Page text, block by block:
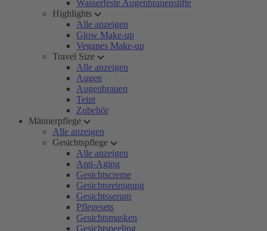
Wasserfeste Augenbrauenstifte
Highlights
Alle anzeigen
Glow Make-up
Veganes Make-up
Travel Size
Alle anzeigen
Augen
Augenbrauen
Teint
Zubehör
Männerpflege
Alle anzeigen
Gesichtspflege
Alle anzeigen
Anti-Aging
Gesichtscreme
Gesichtsreinigung
Gesichtsserum
Pflegesets
Gesichtsmasken
Gesichtspeeling